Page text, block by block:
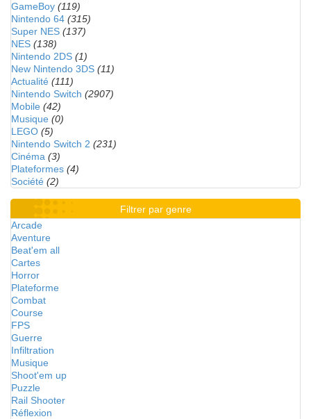
GameBoy (119)
Nintendo 64 (315)
Super NES (137)
NES (138)
Nintendo 2DS (1)
New Nintendo 3DS (11)
Actualité (111)
Nintendo Switch (2907)
Mobile (42)
Musique (0)
LEGO (5)
Nintendo Switch 2 (231)
Cinéma (3)
Plateformes (4)
Société (2)
Filtrer par genre
Arcade
Aventure
Beat'em all
Cartes
Horror
Plateforme
Combat
Course
FPS
Guerre
Infiltration
Musique
Shoot'em up
Puzzle
Rail Shooter
Réflexion